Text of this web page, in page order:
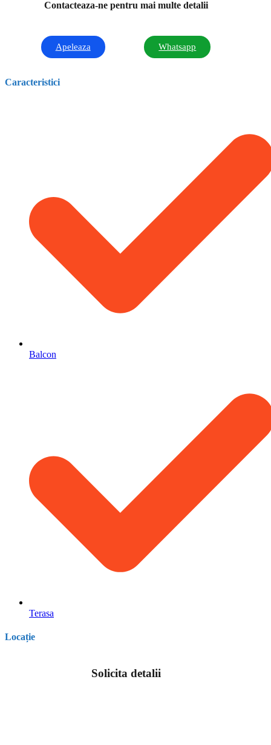
Contacteaza-ne pentru mai multe detalii
Apeleaza Whatsapp
Caracteristici
Balcon
Terasa
Locație
Solicita detalii